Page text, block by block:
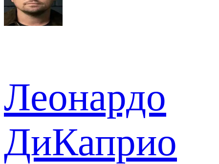
Леонардо
ДиКаприо